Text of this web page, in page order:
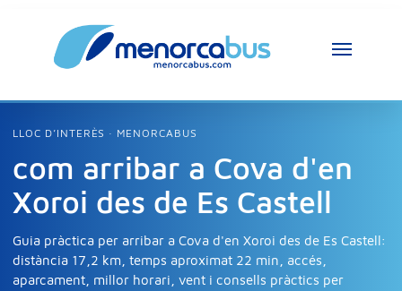
LLOC D’INTERÈS · MENORCABUS
com arribar a Cova d'en
Xoroi des de Es Castell
Guia pràctica per arribar a Cova d'en Xoroi des de Es Castell:
distància 17,2 km, temps aproximat 22 min, accés,
aparcament, millor horari, vent i consells pràctics per
MenorcaBus Assistant
Hola, soc l’assistent de MenorcaBus. En què
et puc ajudar?